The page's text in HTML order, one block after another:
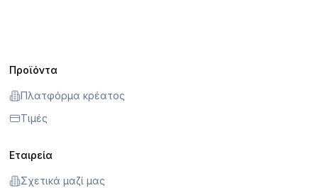
Προϊόντα
Πλατφόρμα κρέατος
Τιμές
Εταιρεία
Σχετικά μαζί μας